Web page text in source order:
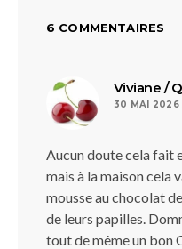
6 COMMENTAIRES
Viviane /
30 MAI 2026
Aucun doute cela fait
mais à la maison cela
mousse au chocolat
de leurs papilles.
tout de même un bon